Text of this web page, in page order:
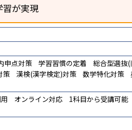
習が実現
申点対策 学習習慣の定着 総合型選抜
策 漢検(漢字検定)対策 数学特化対策
オンライン対応 1科目から受講可能